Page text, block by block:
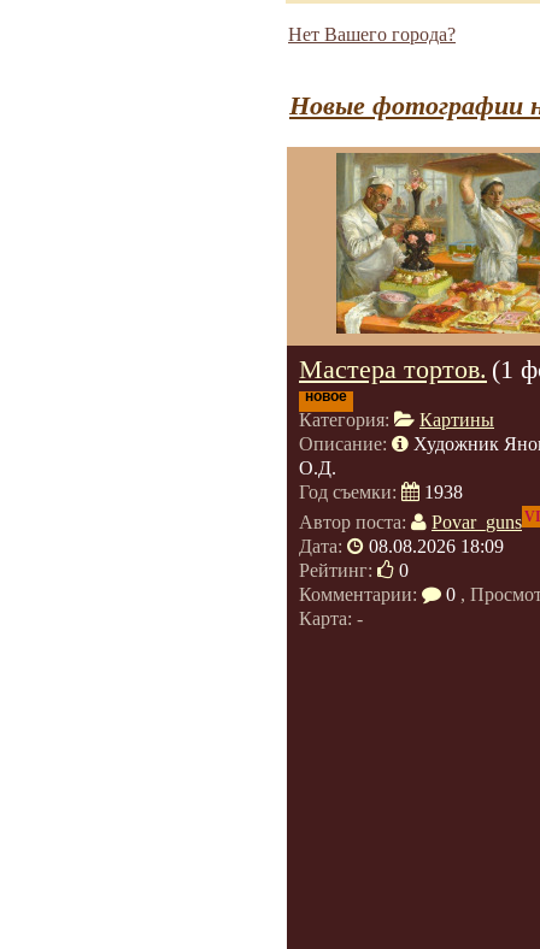
Нет Вашего города?
Новые фотографии
Мастера тортов. (1
новое
Категория:
Картины
Описание:
Художник
О.Д.
Год съемки:
1938
Автор поста:
Povar_guns
Дата:
08.08.2026 18:09
Рейтинг:
0
Комментарии:
0 ,
Карта: -